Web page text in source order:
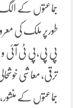
جماعتوں کے
طورپر ملک کی
پی پی،پی ٹی
ترقی، معاشی
جماعتوں کے